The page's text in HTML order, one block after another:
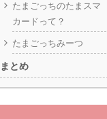
たまごっちのたまスマ
カードって？
たまごっちみーつ
まとめ